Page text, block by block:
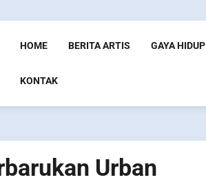
HOME BERITA ARTIS GAYA HIDUP
KONTAK
Urban